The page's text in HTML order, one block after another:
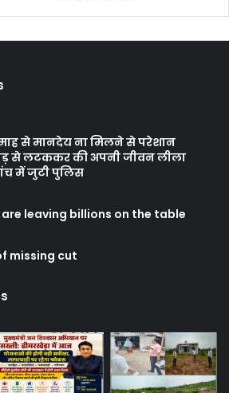
से मानदेय ना मिलने से परेशान
से लटककर की अपनी जीवन लीला
में जुटी पुलिस
leaving billions on the table
missing cut